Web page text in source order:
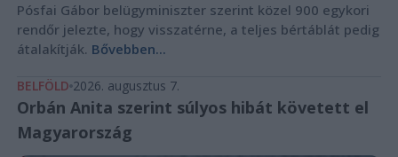
Pósfai Gábor belügyminiszter szerint közel 900 egykori
rendőr jelezte, hogy visszatérne, a teljes bértáblát pedig
átalakítják. Bővebben...
BELFÖLD 2026. augusztus 7.
Orbán Anita szerint súlyos hibát követett el
Magyarország